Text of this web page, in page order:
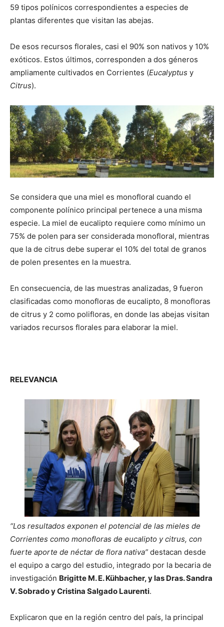
59 tipos polínicos correspondientes a especies de
plantas diferentes que visitan las abejas.
De esos recursos florales, casi el 90% son nativos y 10%
exóticos. Estos últimos, corresponden a dos géneros
ampliamente cultivados en Corrientes (Eucalyptus y
Citrus).
Se considera que una miel es monofloral cuando el
componente polínico principal pertenece a una misma
especie. La miel de eucalipto requiere como mínimo un
75% de polen para ser considerada monofloral, mientras
que la de citrus debe superar el 10% del total de granos
de polen presentes en la muestra.
En consecuencia, de las muestras analizadas, 9 fueron
clasificadas como monofloras de eucalipto, 8 monofloras
de citrus y 2 como polifloras, en donde las abejas visitan
variados recursos florales para elaborar la miel.
RELEVANCIA
“Los resultados exponen el potencial de las mieles de
Corrientes como monofloras de eucalipto y citrus, con
fuerte aporte de néctar de flora nativa” destacan desde
el equipo a cargo del estudio, integrado por la becaria de
investigación Brigitte M. E. Kühbacher, y las Dras. Sandra
V. Sobrado y Cristina Salgado Laurenti.
Explicaron que en la región centro del país, la principal